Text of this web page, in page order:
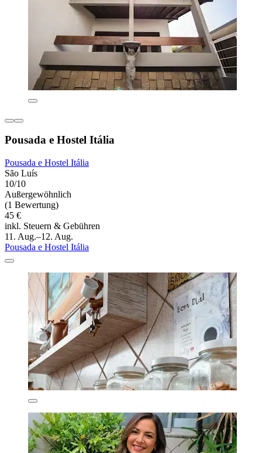
Pousada e Hostel Itália
Pousada e Hostel Itália
São Luís
10/10
Außergewöhnlich
(1 Bewertung)
45 €
inkl. Steuern & Gebühren
11. Aug.–12. Aug.
Pousada e Hostel Itália